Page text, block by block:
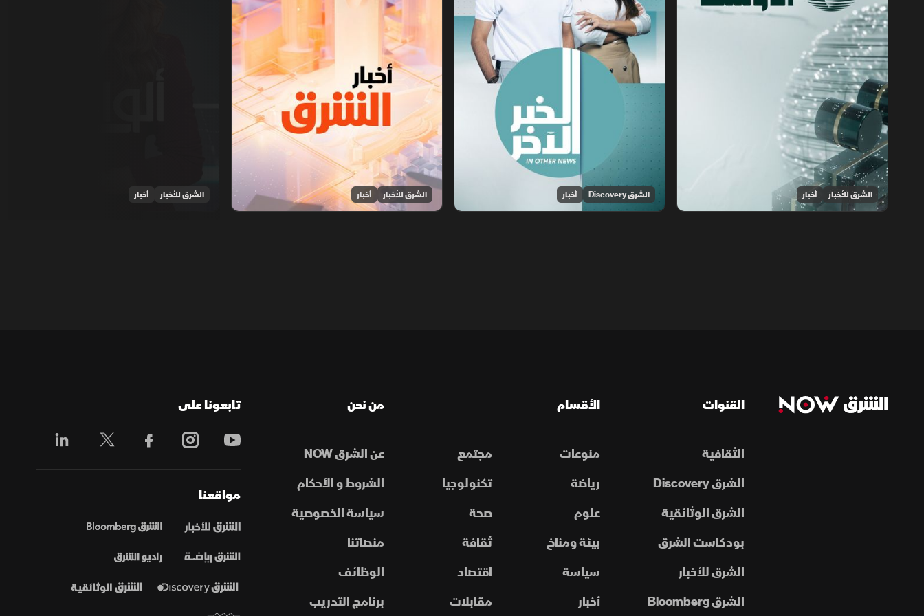
الشرق للأخبار أخبار الشرق Discovery أخبار الشرق للأخبار أخبار الشرق للأخبار أخبار
القنوات
الثقافية
الشرق Discovery
الشرق الوثائقية
بودكاست الشرق
الشرق للأخبار
الشرق Bloomberg
الأقسام
منوعات
مجتمع
رياضة
تكنولوجيا
علوم
صحة
بيئة ومناخ
ثقافة
سياسة
اقتصاد
أخبار
مقابلات
من نحن
عن الشرق NOW
الشروط و الأحكام
سياسة الخصوصية
منصاتنا
الوظائف
برنامج التدريب
تابعونا على
مواقعنا